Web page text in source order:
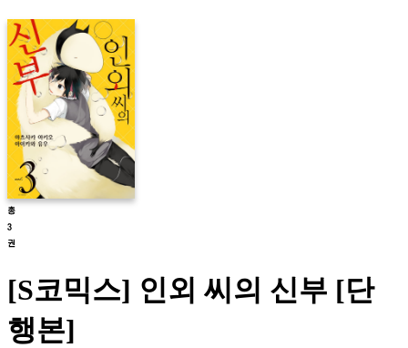
[S코믹스] 인외 씨의 신부 [단
행본]